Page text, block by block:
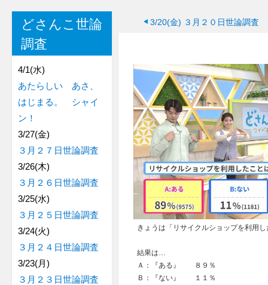
3/20(金) ３月２０日世論調査
きょうは「リサイクルショップを利用
結果は…
Ａ：『ある』 ８９％
Ｂ：『ない』 １１％
どさんこ世論
調査
4/1(水)
あたらしい あさ、
はじまる。 シャイ
ン！
3/27(金)
３月２７日世論調査
3/26(木)
３月２６日世論調査
3/25(水)
３月２５日世論調査
3/24(火)
３月２４日世論調査
3/23(月)
３月２３日世論調査